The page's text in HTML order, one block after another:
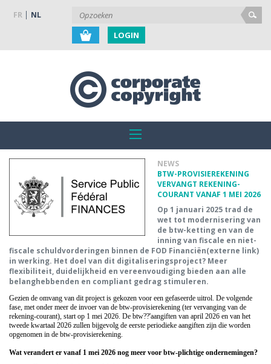
FR NL
LOGIN
NEWS
BTW-PROVISIEREKENING
VERVANGT REKENING-
COURANT VANAF 1 MEI 2026
Op 1 januari 2025 trad de
wet tot modernisering van
de btw-ketting en van de
inning van fiscale en niet-
fiscale schuldvorderingen binnen de FOD Financiën(externe link)
in werking. Het doel van dit digitaliseringsproject? Meer
flexibiliteit, duidelijkheid en vereenvoudiging bieden aan alle
belanghebbenden en compliant gedrag stimuleren.
Gezien de omvang van dit project is gekozen voor een gefaseerde uitrol. De volgende
fase, met onder meer de invoer van de btw-provisierekening (ter vervanging van de
rekening-courant), start op 1 mei 2026. De btw??'aangiften van april 2026 en van het
tweede kwartaal 2026 zullen bijgevolg de eerste periodieke aangiften zijn die worden
opgenomen in de btw-provisierekening.
Wat verandert er vanaf 1 mei 2026 nog meer voor btw-plichtige ondernemingen?